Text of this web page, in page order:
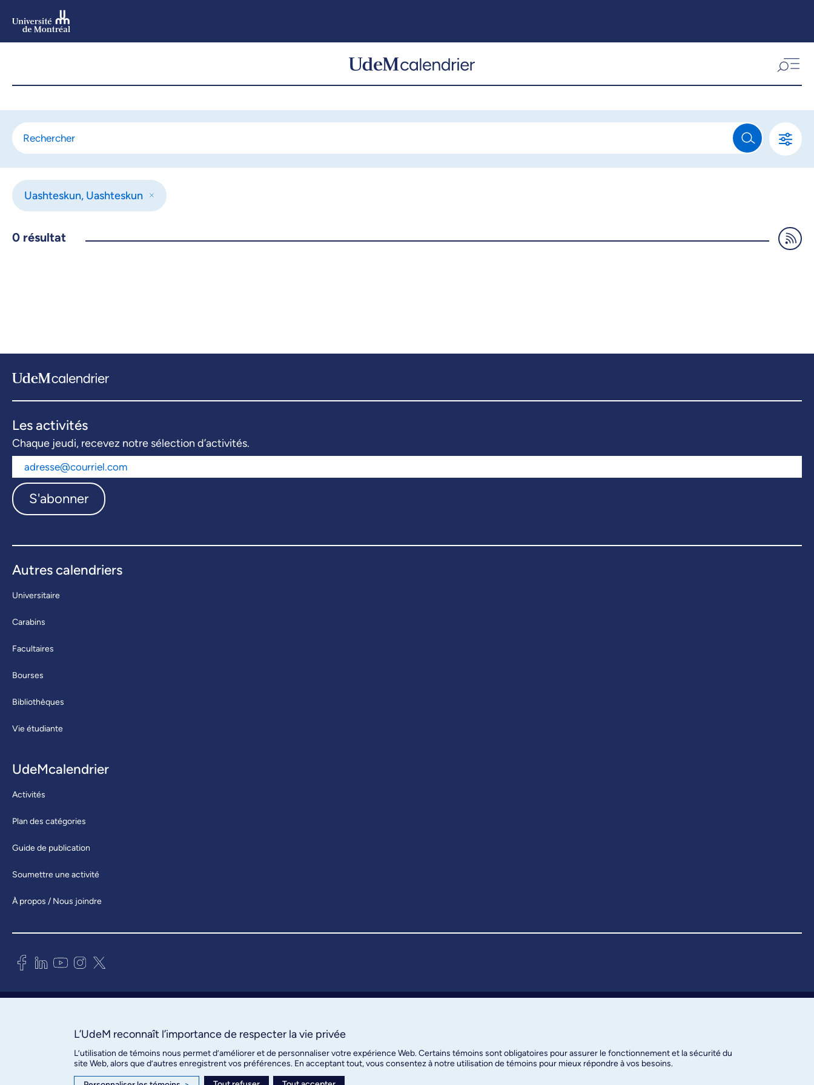
Uashteskun, Uashteskun
0 résultat
Les activités
Chaque jeudi, recevez notre sélection d’activités.
S'abonner
Autres calendriers
Universitaire
Carabins
Facultaires
Bourses
Bibliothèques
Vie étudiante
UdeMcalendrier
Activités
Plan des catégories
Guide de publication
Soumettre une activité
À propos / Nous joindre
Bureau des communications et
3744, rue Jean-Brillant, bureau 490
L’UdeM reconnaît l’importance de respecter la vie privée
L’utilisation de témoins nous permet d’améliorer et de personnaliser votre expérience Web. Certains témoins sont obligatoires pour assurer le fonctionnement et la sécurité du
site Web, alors que d’autres enregistrent vos préférences. En acceptant tout, vous consentez à notre utilisation de témoins pour mieux répondre à vos besoins.